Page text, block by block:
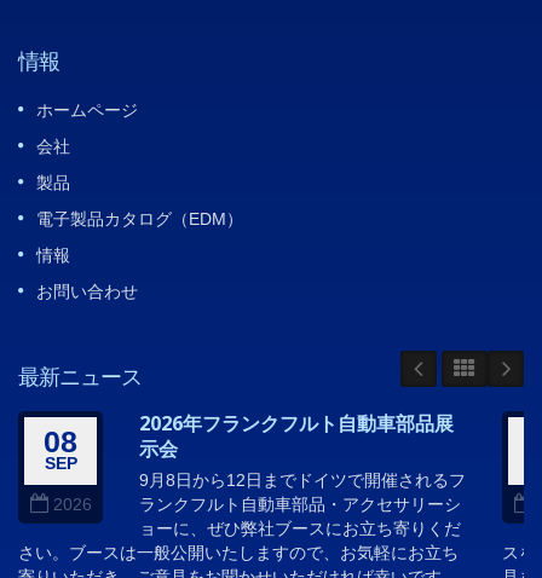
情報
ホームページ
会社
製品
電子製品カタログ（EDM）
情報
お問い合わせ
最新ニュース
08
SEP
2026
2026年フランクフルト自動車部品展
示会
9月8日から12日までドイツで開催されるフ
ランクフルト自動車部品・アクセサリーシ
ョーに、ぜひ弊社ブースにお立ち寄りくだ
さい。ブースは一般公開いたしますので、お気軽にお立ち
スを